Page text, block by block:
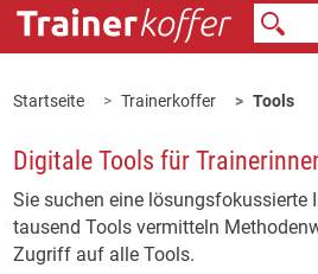
Startseite Trainerkoffer Tools
Digitale Tools für
Sie suchen eine lösungsfokussierte
tausend Tools vermitteln
Zugriff auf alle Tools.